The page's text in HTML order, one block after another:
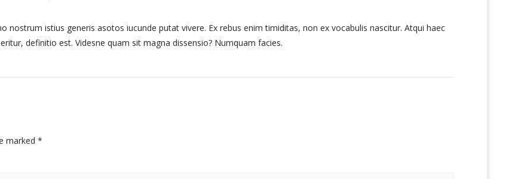
nostrum istius generis asotos iucunde putat vivere. Ex rebus enim timiditas, non ex vocabulis nascitur. Atqui haec
definitio est. Videsne quam sit magna dissensio? Numquam facies.
marked *